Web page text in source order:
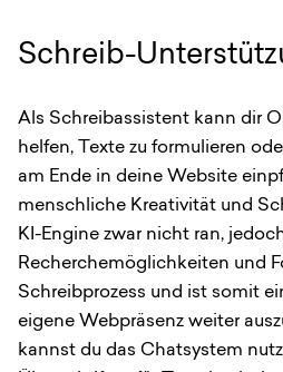
Schreib-
Als Schreibassistent kann dir
helfen, Texte zu formulieren
am Ende in deine Website
menschliche Kreativität und
KI-Engine zwar nicht ran,
Recherchemöglichkeiten und
Schreibprozess und ist somit
eigene Webpräsenz weiter
kannst du das Chatsystem